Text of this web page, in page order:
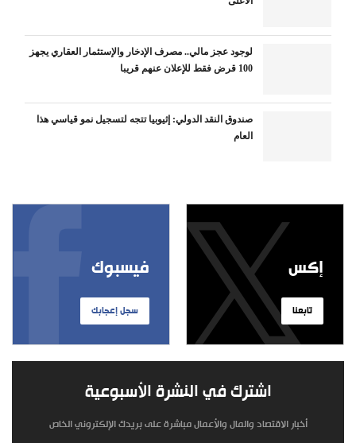
لوجود عجز مالي.. مصرف الإدخار والإستثمار العقاري يجهز
100 قرض فقط للإعلان عنهم قريبا
صندوق النقد الدولي: إثيوبيا تتجه لتسجيل نمو قياسي هذا
العام
فيسبوك
سجل إعجابك
إكس
تابعنا
اشترك في النشرة الأسبوعية
أخبار الاقتصاد والمال والأعمال مباشرة على بريدك الإلكتروني الخاص